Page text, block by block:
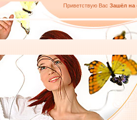
Приветствую Вас Зашёл на